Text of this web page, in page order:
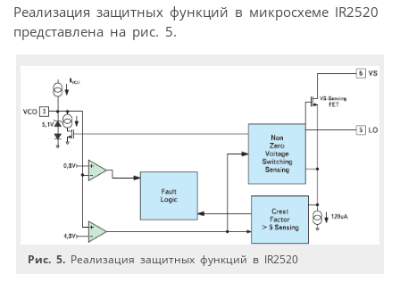
Реализация защитных функций в микросхеме IR2520
представлена на рис. 5.
Рис. 5. Реализация защитных функций в IR2520